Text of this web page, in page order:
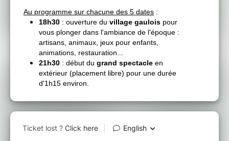
Au programme sur chacune des 5 dates :
18h30 : ouverture du village gaulois pour
vous plonger dans l'ambiance de l'époque :
artisans, animaux, jeux pour enfants,
animations, restauration...
21h30 : début du grand spectacle en
extérieur (placement libre) pour une durée
d'1h15 environ.